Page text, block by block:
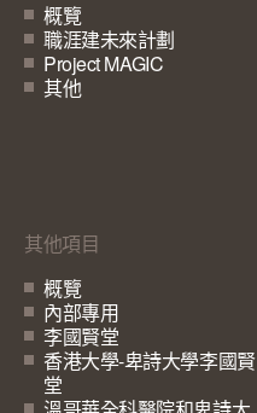
概覽
職涯建未來計劃
Project MAGIC
其他
其他項目
概覽
內部專用
李國賢堂
香港大學-卑詩大學李國賢
堂